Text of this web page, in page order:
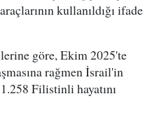
kullanıldığı ifade
göre, Ekim 2025'te
rağmen İsrail'in
Filistinli hayatını